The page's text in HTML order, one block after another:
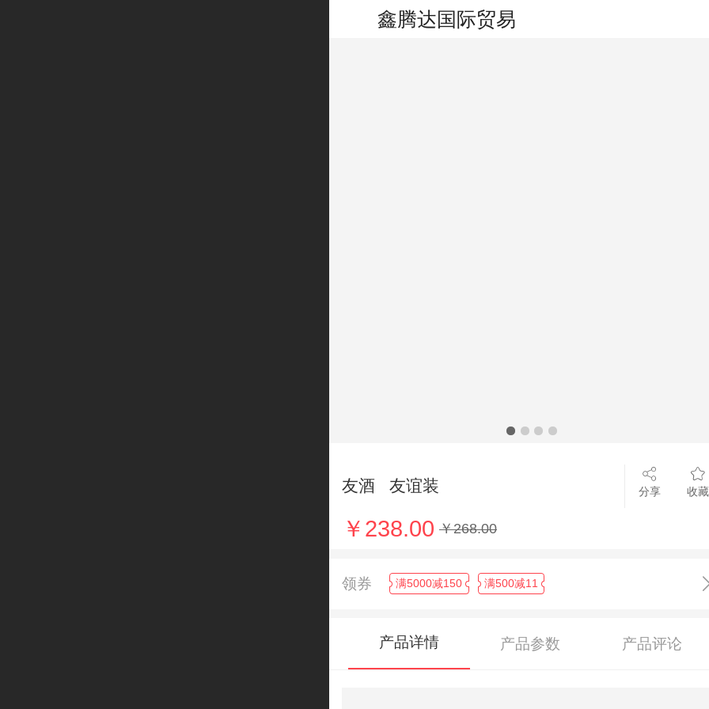
鑫腾达国际贸易
友酒 友谊装 分享 收藏
￥238.00 ￥268.00
领券 满5000减150 满500减11
产品详情 产品参数 产品评论